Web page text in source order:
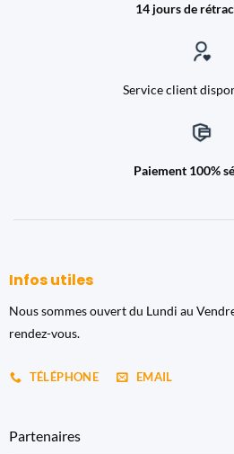
14 jours de
Service client
Paiement 100%
Infos utiles
Nous sommes ouvert du Lundi au
rendez-vous.
TÉLÉPHONE EMAIL
Partenaires